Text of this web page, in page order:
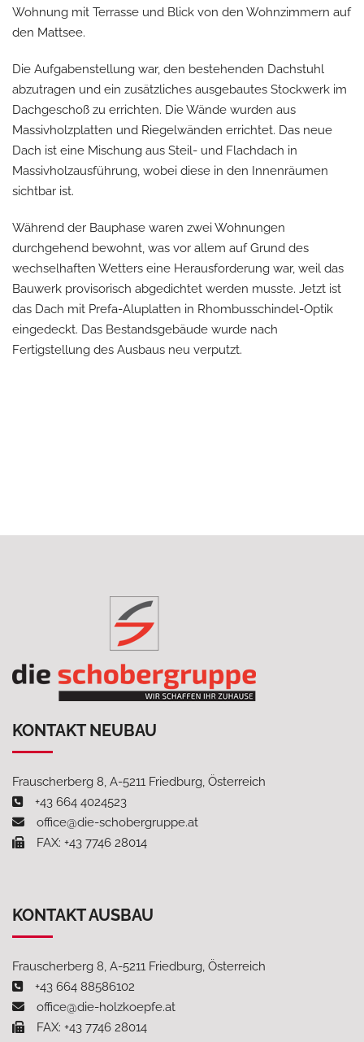
Wohnung mit Terrasse und Blick von den Wohnzimmern auf
den Mattsee.
Die Aufgabenstellung war, den bestehenden Dachstuhl
abzutragen und ein zusätzliches ausgebautes Stockwerk im
Dachgeschoß zu errichten. Die Wände wurden aus
Massivholzplatten und Riegelwänden errichtet. Das neue
Dach ist eine Mischung aus Steil- und Flachdach in
Massivholzausführung, wobei diese in den Innenräumen
sichtbar ist.
Während der Bauphase waren zwei Wohnungen
durchgehend bewohnt, was vor allem auf Grund des
wechselhaften Wetters eine Herausforderung war, weil das
Bauwerk provisorisch abgedichtet werden musste. Jetzt ist
das Dach mit Prefa-Aluplatten in Rhombusschindel-Optik
eingedeckt. Das Bestandsgebäude wurde nach
Fertigstellung des Ausbaus neu verputzt.
KONTAKT NEUBAU
Frauscherberg 8, A-5211 Friedburg, Österreich
+43 664 4024523
office@die-schobergruppe.at
FAX: +43 7746 28014
KONTAKT AUSBAU
Frauscherberg 8, A-5211 Friedburg, Österreich
+43 664 88586102
office@die-holzkoepfe.at
FAX: +43 7746 28014